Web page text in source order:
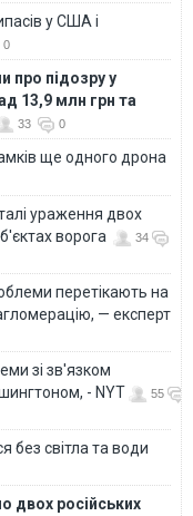
у США і
0
про підозру у
13,9 млн грн та
33 0
ще одного дрона
ураження двох
ворога
34
перетікають на
— експерт
зі зв'язком
- NYT
55
без світла та води
двох російських